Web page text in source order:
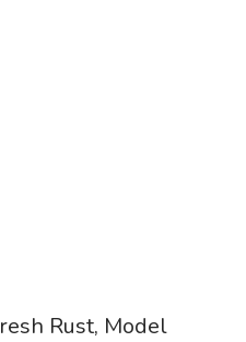
Rust, Model